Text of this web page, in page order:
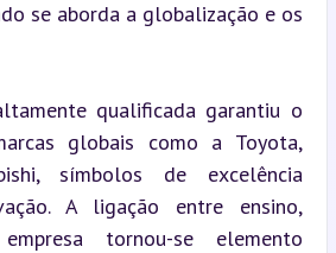
se aborda a globalização e os
qualificada garantiu o
globais como a Toyota,
símbolos de excelência
A ligação entre ensino,
tornou-se elemento